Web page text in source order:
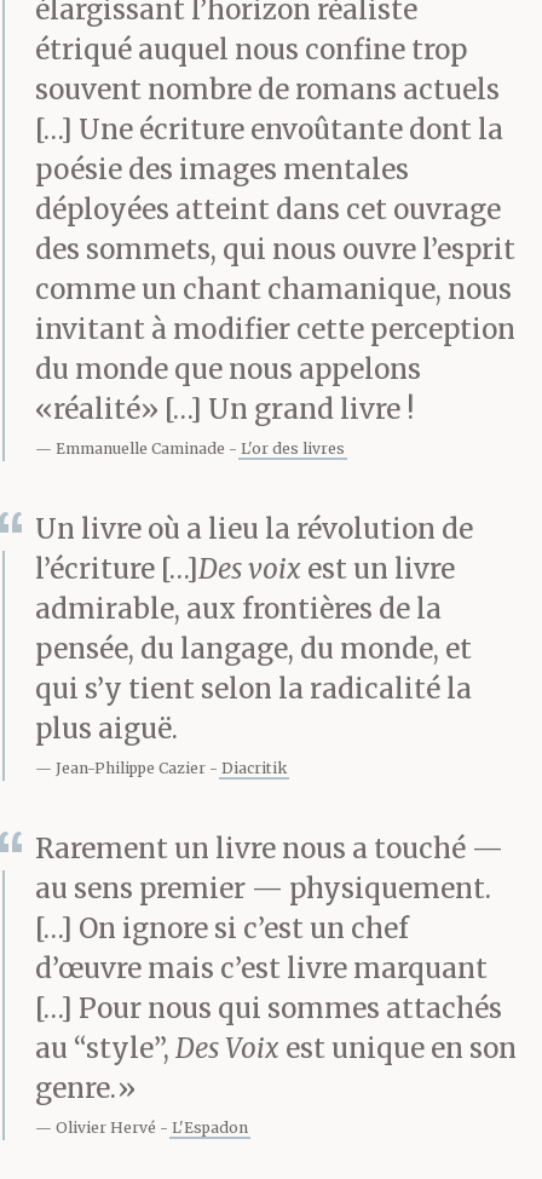
présent, je ne suis pas
aidé par sa présence
glissante qui a préparé
le terrain de l’invasion.
Les voix sont là. Dehors
il pleut et, depuis mon
lit où je suis allongé, je
les entends très
distinctement se mêler
au ruissellement de
l’eau (d’une manière
générale, de l’eau coule
hors de moi à toute
heure du jour et de la
nuit, dévalant les
transi, les voix passent
par-là, souvent.)
Je sais que rien ne
cessera avant le matin
et cette issue même
élargissant l’horizon réaliste
étriqué auquel nous confine trop
souvent nombre de romans actuels
[…] Une écriture envoûtante dont la
poésie des images mentales
déployées atteint dans cet ouvrage
des sommets, qui nous ouvre l’esprit
comme un chant chamanique, nous
invitant à modifier cette perception
du monde que nous appelons
«réalité» […] Un grand livre !
Emmanuelle Caminade L'or des livres
Un livre où a lieu la révolution de
l’écriture […]Des voix est un livre
admirable, aux frontières de la
pensée, du langage, du monde, et
qui s’y tient selon la radicalité la
plus aiguë.
Jean-Philippe Cazier Diacritik
Rarement un livre nous a touché —
au sens premier — physiquement.
[…] On ignore si c’est un chef
d’œuvre mais c’est livre marquant
[…] Pour nous qui sommes attachés
au “style”, Des Voix est unique en son
genre.»
Olivier Hervé L'Espadon